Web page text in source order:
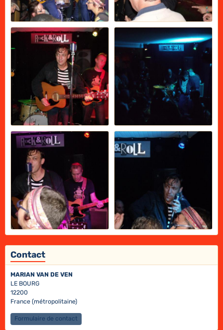
Contact
MARIAN VAN DE VEN
LE BOURG
12200
France (métropolitaine)
Formulaire de contact